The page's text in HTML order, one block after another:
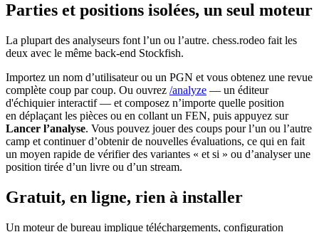
Parties et positions isolées, un seul moteur
La plupart des analyseurs font l’un ou l’autre. chess.rodeo fait les
deux avec le même back-end Stockfish.
Importez un nom d’utilisateur ou un PGN et vous obtenez une revue
complète coup par coup. Ou ouvrez /analyze — un éditeur
d'échiquier interactif — et composez n’importe quelle position
en déplaçant les pièces ou en collant un FEN, puis appuyez sur
Lancer l’analyse. Vous pouvez jouer des coups pour l’un ou l’autre
camp et continuer d’obtenir de nouvelles évaluations, ce qui en fait
un moyen rapide de vérifier des variantes « et si » ou d’analyser une
position tirée d’un livre ou d’un stream.
Gratuit, en ligne, rien à installer
Un moteur de bureau implique téléchargements, configuration